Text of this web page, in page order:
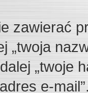
zawierać
„twoja
„twoje
e-